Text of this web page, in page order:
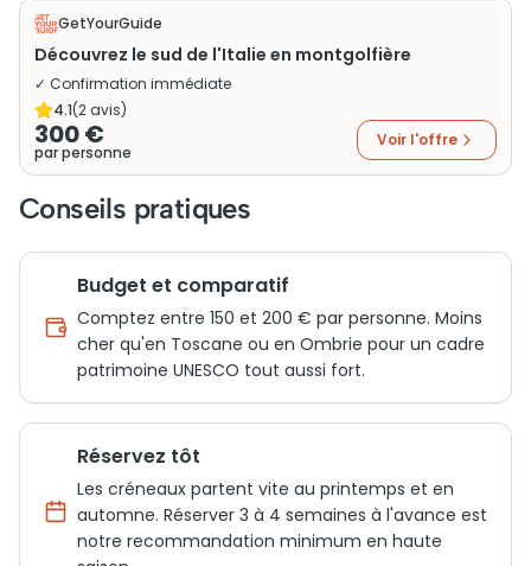
GetYourGuide
Découvrez le sud de l'Italie en montgolfière
✓ Confirmation immédiate
4.1(2avis)
300 €
par personne
Voir l'offre
Conseils pratiques
Budget et comparatif
Comptez entre 150 et 200 € par personne. Moins
cher qu'en Toscane ou en Ombrie pour un cadre
patrimoine UNESCO tout aussi fort.
Réservez tôt
Les créneaux partent vite au printemps et en
automne. Réserver 3 à 4 semaines à l'avance est
notre recommandation minimum en haute